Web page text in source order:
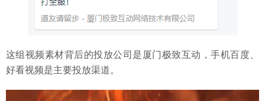
这组视频素材背后的投放公司是厦门极致互动，手机百度、
好看视频是主要投放渠道。